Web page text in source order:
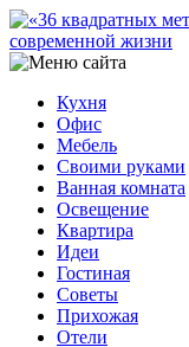
Кухня
Офис
Мебель
Своими руками
Ванная комната
Освещение
Квартира
Идеи
Гостиная
Советы
Прихожая
Отели